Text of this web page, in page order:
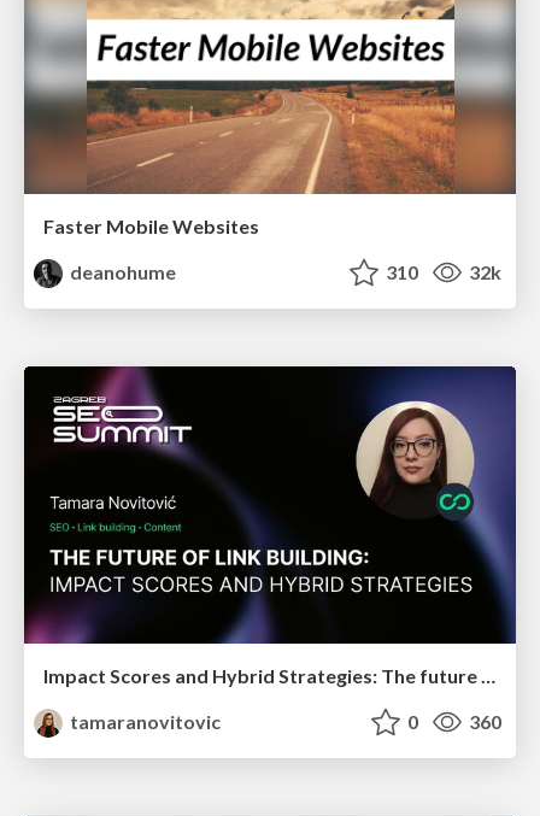
Faster Mobile Websites
deanohume
310 32k
tamaranovitovic
0 360